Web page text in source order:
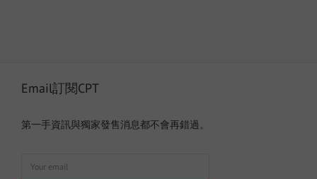
Email訂閱CPT
第一手資訊與獨家發售消息都不會再錯過。